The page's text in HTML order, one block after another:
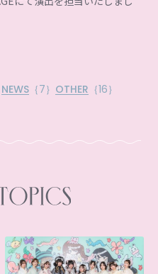
NEWS ｛7｝ OTHER ｛16｝